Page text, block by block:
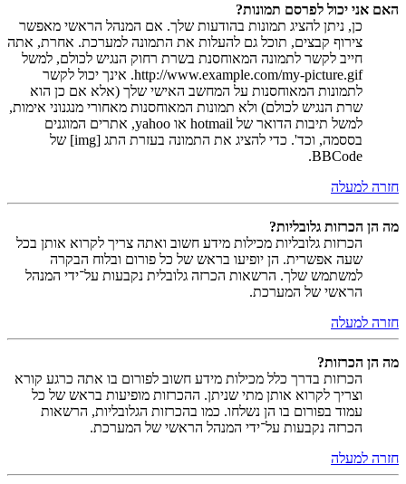
האם אני יכול לפרסם תמונות?
כן, ניתן להציג תמונות בהודעות שלך. אם המנהל הראשי מאפשר
צירוף קבצים, תוכל גם להעלות את התמונה למערכת. אחרת, אתה
חייב לקשר לתמונה המאוחסנת בשרת רחוק הנגיש לכולם, למשל
http://www.example.com/my-picture.gif. אינך יכול לקשר
לתמונות המאוחסנות על המחשב האישי שלך (אלא אם כן הוא
שרת הנגיש לכולם) ולא תמונות המאוחסנות מאחורי מנגנוני אימות,
למשל תיבות הדואר של hotmail או yahoo, אתרים המוגנים
בססמה, וכד'. כדי להציג את התמונה בעזרת התג [img] של
BBCode.
חזרה למעלה
מה הן הכרזות גלובליות?
הכרזות גלובליות מכילות מידע חשוב ואתה צריך לקרוא אותן בכל
שעה אפשרית. הן יופיעו בראש של כל פורום ובלוח הבקרה
למשתמש שלך. הרשאות הכרזה גלובלית נקבעות על־ידי המנהל
הראשי של המערכת.
חזרה למעלה
מה הן הכרזות?
הכרזות בדרך כלל מכילות מידע חשוב לפורום בו אתה כרגע קורא
וצריך לקרוא אותן מתי שניתן. ההכרזות מופיעות בראש של כל
עמוד בפורום בו הן נשלחו. כמו בהכרזות הגלובליות, הרשאות
הכרזה נקבעות על־ידי המנהל הראשי של המערכת.
חזרה למעלה